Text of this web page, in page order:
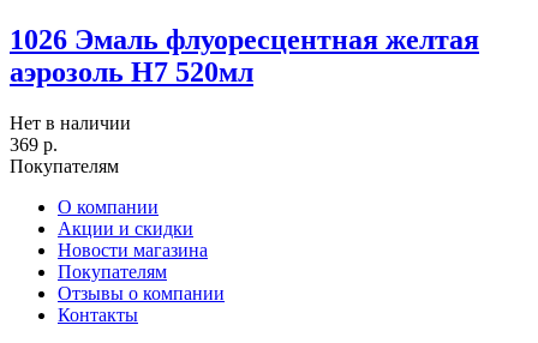
1026 Эмаль флуоресцентная желтая
аэрозоль H7 520мл
Нет в наличии
369 р.
Покупателям
О компании
Акции и скидки
Новости магазина
Покупателям
Отзывы о компании
Контакты